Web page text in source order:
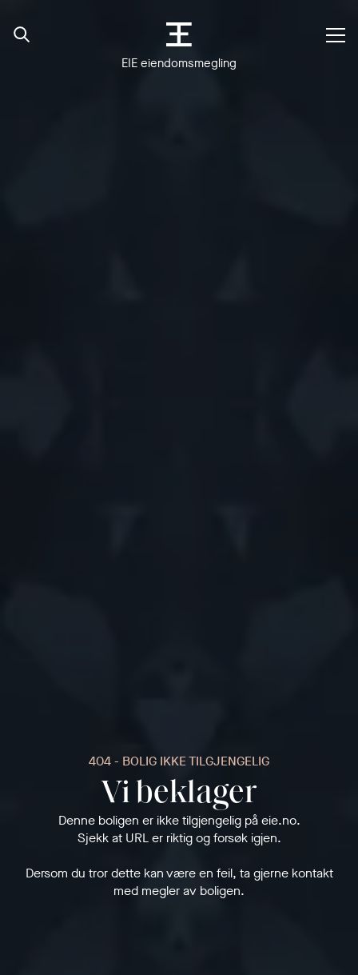
EIE eiendomsmegling
404 - BOLIG IKKE TILGJENGELIG
Vi beklager
Denne boligen er ikke tilgjengelig på eie.no.
Sjekk at URL er riktig og forsøk igjen.
Dersom du tror dette kan være en feil, ta gjerne kontakt
med megler av boligen.